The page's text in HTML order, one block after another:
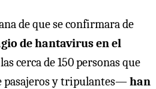
de que se confirmara de
de hantavirus en el
cerca de 150 personas que
pasajeros y tripulantes—han